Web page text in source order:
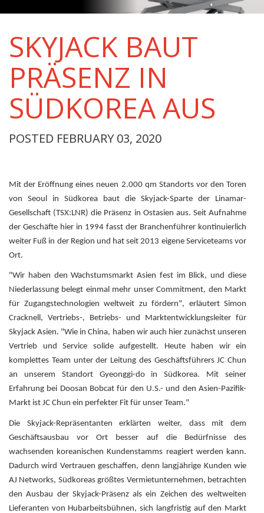
SKYJACK BAUT
PRÄSENZ IN
SÜDKOREA AUS
POSTED FEBRUARY 03, 2020
Mit der Eröffnung eines neuen 2.000 qm Standorts vor den Toren
von Seoul in Südkorea baut die Skyjack-Sparte der Linamar-
Gesellschaft (TSX:LNR) die Präsenz in Ostasien aus. Seit Aufnahme
der Geschäfte hier in 1994 fasst der Branchenführer kontinuierlich
weiter Fuß in der Region und hat seit 2013 eigene Serviceteams vor
Ort.
"Wir haben den Wachstumsmarkt Asien fest im Blick, und diese
Niederlassung belegt einmal mehr unser Commitment, den Markt
für Zugangstechnologien weltweit zu fördern", erläutert Simon
Cracknell, Vertriebs-, Betriebs- und Marktentwicklungsleiter für
Skyjack Asien. "Wie in China, haben wir auch hier zunächst unseren
Vertrieb und Service solide aufgestellt. Heute haben wir ein
komplettes Team unter der Leitung des Geschäftsführers JC Chun
an unserem Standort Gyeonggi-do in Südkorea. Mit seiner
Erfahrung bei Doosan Bobcat für den U.S.- und den Asien-Pazifik-
Markt ist JC Chun ein perfekter Fit für unser Team."
Die Skyjack-Repräsentanten erklärten weiter, dass mit dem
Geschäftsausbau vor Ort besser auf die Bedürfnisse des
wachsenden koreanischen Kundenstamms reagiert werden kann.
Dadurch wird Vertrauen geschaffen, denn langjährige Kunden wie
AJ Networks, Südkoreas größtes Vermietunternehmen, betrachten
den Ausbau der Skyjack-Präsenz als ein Zeichen des weltweiten
Lieferanten von Hubarbeitsbühnen, sich langfristig auf den Markt